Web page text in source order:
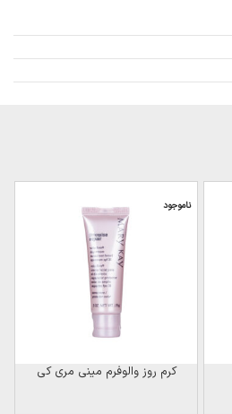
ناموجود
کرم روز والوفرم مینی مری کی